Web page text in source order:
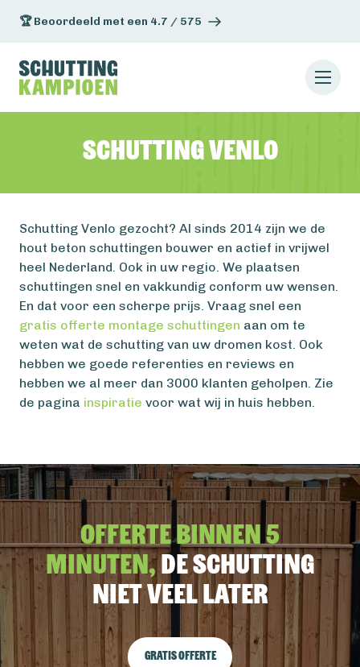
🏆 Beoordeeld met een 4.7 / 575
Schutting Venlo
Schutting Venlo gezocht? Al sinds 2014 zijn we de
hout beton schuttingen bouwer en actief in vrijwel
heel Nederland. Ook in uw regio. We plaatsen
schuttingen snel en vakkundig conform uw wensen.
En dat voor een scherpe prijs. Vraag snel een
gratis offerte montage schuttingen aan om te
weten wat de schutting van uw dromen kost. Ook
hebben we goede referenties en reviews en
hebben we al meer dan 3000 klanten geholpen. Zie
de pagina inspiratie voor wat wij in huis hebben.
Offerte binnen 5
minuten,De schutting
niet veel later
Gratis offerte